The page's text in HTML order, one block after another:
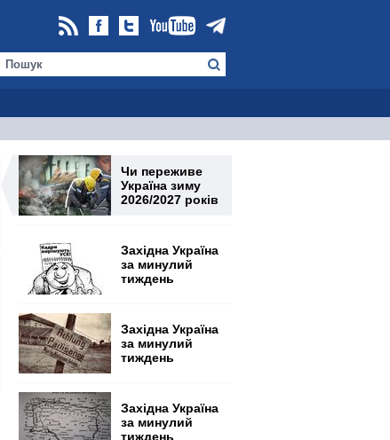
Чи переживе
Україна зиму
2026/2027 років
Західна Україна
за минулий
тиждень
Західна Україна
за минулий
тиждень
Західна Україна
за минулий
тиждень